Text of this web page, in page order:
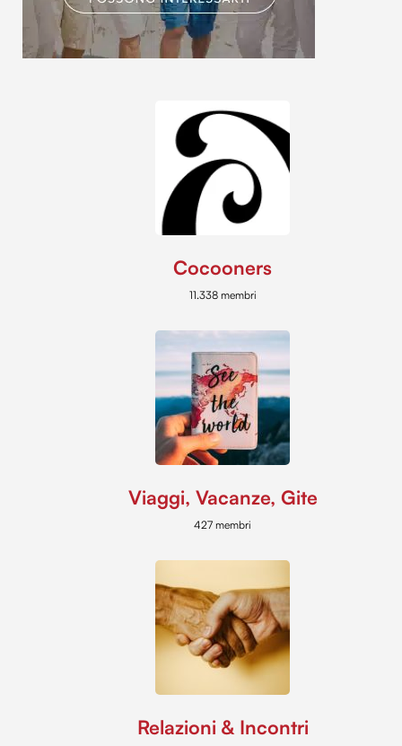
raccolto dal tuo utilizzo dei loro servizi.
Cocooners
11.338 membri
Viaggi, Vacanze, Gite
427 membri
Relazioni & Incontri